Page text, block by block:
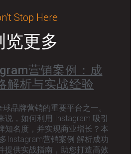
Stop Here
览更多
营销案例：成
解析与实战经验
品牌营销的重要平台之一。
说，如何利用 Instagram 吸引
知名度，并实现商业增长？本
Instagram营销案例 解析成功
提供实战指南，助您打造高效